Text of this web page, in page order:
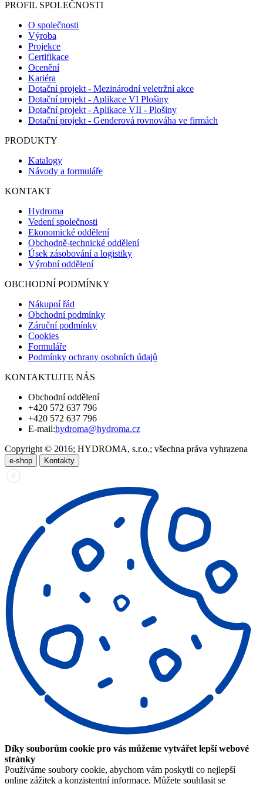
PROFIL SPOLEČNOSTI
O společnosti
Výroba
Projekce
Certifikace
Ocenění
Kariéra
Dotační projekt - Mezinárodní veletržní akce
Dotační projekt - Aplikace VI Plošiny
Dotační projekt - Aplikace VII - Plošiny
Dotační projekt - Genderová rovnováha ve firmách
PRODUKTY
Katalogy
Návody a formuláře
KONTAKT
Hydroma
Vedení společnosti
Ekonomické oddělení
Obchodně-technické oddělení
Úsek zásobování a logistiky
Výrobní oddělení
OBCHODNÍ PODMÍNKY
Nákupní řád
Obchodní podmínky
Záruční podmínky
Cookies
Formuláře
Podmínky ochrany osobních údajů
KONTAKTUJTE NÁS
Obchodní oddělení
+420 572 637 796
+420 572 637 796
E-mail:hydroma@hydroma.cz
Copyright © 2016; HYDROMA, s.r.o.; všechna práva vyhrazena
e-shop Kontakty
Díky souborům cookie pro vás můžeme vytvářet lepší webové
stránky
Používáme soubory cookie, abychom vám poskytli co nejlepší
online zážitek a konzistentní informace. Můžete souhlasit se